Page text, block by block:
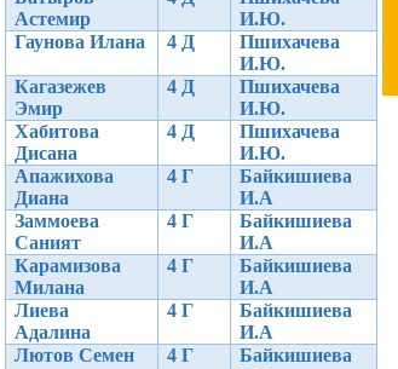
Астемир
И.Ю.
Гаунова Илана
4 Д
Пшихачева
И.Ю.
Кагазежев
Эмир
4 Д
Пшихачева
И.Ю.
Хабитова
Дисана
4 Д
Пшихачева
И.Ю.
Апажихова
Диана
4 Г
Байкишиева
И.А
Заммоева
Саният
4 Г
Байкишиева
И.А
Карамизова
Милана
4 Г
Байкишиева
И.А
Лиева
Адалина
4 Г
Байкишиева
И.А
Лютов Семен
4 Г
Байкишиева